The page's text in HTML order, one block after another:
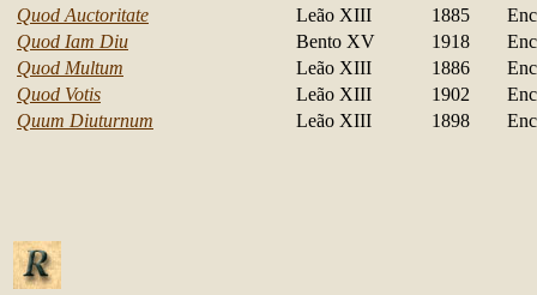
Quod Auctoritate
Leão XIII 1885
Quod Iam Diu
Bento XV 1918
Quod Multum
Leão XIII 1886
Quod Votis
Leão XIII 1902
Quum Diuturnum
Leão XIII 1898